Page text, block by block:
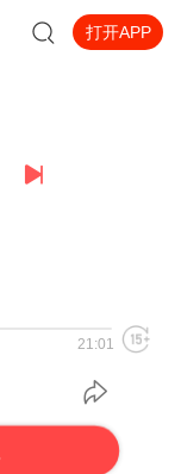
打开APP
21:01